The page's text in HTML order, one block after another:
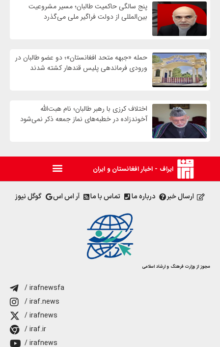
پنج سالگی حاکمیت طالبان؛ مسیر مشروعیت
بین‌المللی از دولت فراگیر ملی می‌گذرد
حمله «جبهه متحد افغانستان»؛ دو عضو طالبان در
ورودی فرماندهی پلیس قندهار کشته شدند
اختلاف کرزی با رهبر طالبان؛ نام هبت‌الله
آخوندزاده در خطبه‌های نماز جمعه ذکر نمی‌شود
ایراف - اخبار افغانستان و ایران
ارسال خبر درباره ما تماس با ما آر اس اس گوگل نیوز
مجوز از وزارت فرهنگ و ارشاد اسلامی
/ irafnewsfa
/ iraf.news
/ irafnews
/ iraf.ir
/ irafnews